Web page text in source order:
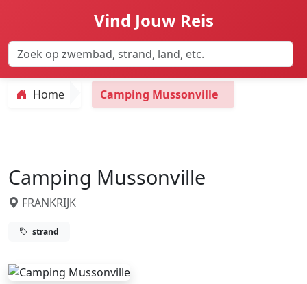
Vind Jouw Reis
Home Camping Mussonville
Camping Mussonville
FRANKRIJK
strand